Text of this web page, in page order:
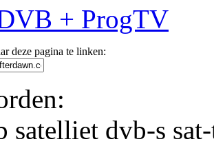
+ ProgTV
deze pagina te linken:
satelliet dvb-s